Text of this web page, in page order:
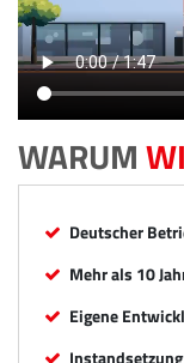
WARUM
Deutscher
Mehr als 10
Eigene